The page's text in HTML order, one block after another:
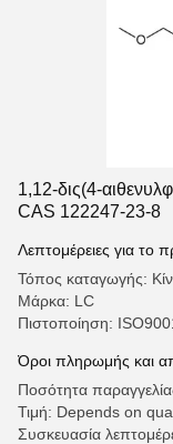
1,12-δις(4-
CAS 122247-23-8
Λεπτομέρειες για το
Τόπος καταγωγής:
Μάρκα: LC
Πιστοποίηση:
Όροι πληρωμής και
Ποσότητα
Τιμή: Depends on
Συσκευασία